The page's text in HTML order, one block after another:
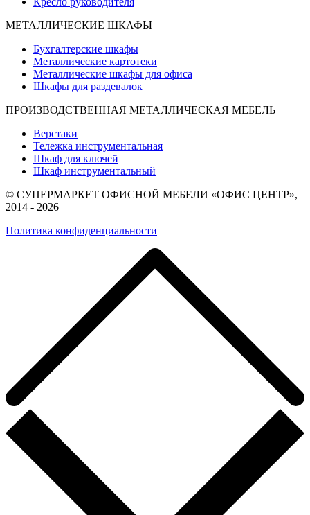
МЕТАЛЛИЧЕСКИЕ ШКАФЫ
Бухгалтерские шкафы
Металлические картотеки
Металлические шкафы для офиса
Шкафы для раздевалок
ПРОИЗВОДСТВЕННАЯ МЕТАЛЛИЧЕСКАЯ МЕБЕЛЬ
Верстаки
Тележка инструментальная
Шкаф для ключей
Шкаф инструментальный
© СУПЕРМАРКЕТ ОФИСНОЙ МЕБЕЛИ «ОФИС ЦЕНТР»,
2014 - 2026
Политика конфиденциальности